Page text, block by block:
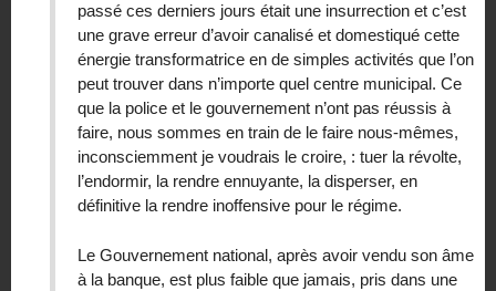
passé ces derniers jours était une insurrection et c’est
une grave erreur d’avoir canalisé et domestiqué cette
énergie transformatrice en de simples activités que l’on
peut trouver dans n’importe quel centre municipal. Ce
que la police et le gouvernement n’ont pas réussis à
faire, nous sommes en train de le faire nous-mêmes,
inconsciemment je voudrais le croire, : tuer la révolte,
l’endormir, la rendre ennuyante, la disperser, en
définitive la rendre inoffensive pour le régime.
Le Gouvernement national, après avoir vendu son âme
à la banque, est plus faible que jamais, pris dans une